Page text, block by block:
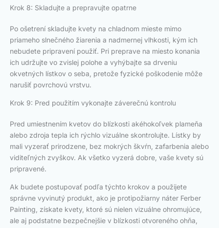
Krok 8: Skladujte a prepravujte opatrne
Po ošetrení skladujte kvety na chladnom mieste mimo
priameho slnečného žiarenia a nadmernej vlhkosti, kým ich
nebudete pripravení použiť. Pri preprave na miesto konania
ich udržujte vo zvislej polohe a vyhýbajte sa drveniu
okvetných lístkov o seba, pretože fyzické poškodenie môže
narušiť povrchovú vrstvu.
Krok 9: Pred použitím vykonajte záverečnú kontrolu
Pred umiestnením kvetov do blízkosti akéhokoľvek plameňa
alebo zdroja tepla ich rýchlo vizuálne skontrolujte. Lístky by
mali vyzerať prirodzene, bez mokrých škvŕn, zafarbenia alebo
viditeľných zvyškov. Ak všetko vyzerá dobre, vaše kvety sú
pripravené.
Ak budete postupovať podľa týchto krokov a použijete
správne vyvinutý produkt, ako je protipožiarny náter Ferber
Painting, získate kvety, ktoré sú nielen vizuálne ohromujúce,
ale aj podstatne bezpečnejšie v blízkosti otvoreného ohňa,